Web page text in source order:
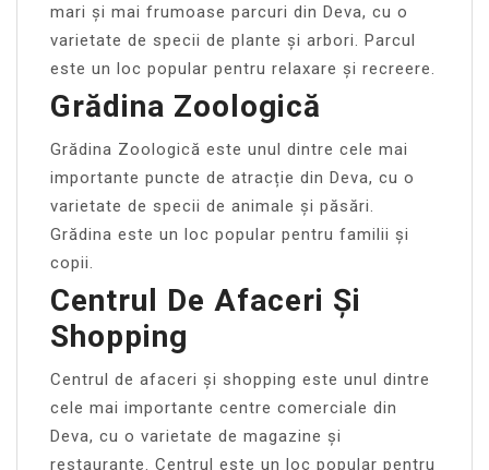
mari și mai frumoase parcuri din Deva, cu o
varietate de specii de plante și arbori. Parcul
este un loc popular pentru relaxare și recreere.
Grădina Zoologică
Grădina Zoologică este unul dintre cele mai
importante puncte de atracție din Deva, cu o
varietate de specii de animale și păsări.
Grădina este un loc popular pentru familii și
copii.
Centrul De Afaceri Și
Shopping
Centrul de afaceri și shopping este unul dintre
cele mai importante centre comerciale din
Deva, cu o varietate de magazine și
restaurante. Centrul este un loc popular pentru